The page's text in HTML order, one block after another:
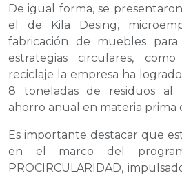
De igual forma, se
el de Kila Desing,
fabricación de muebles
estrategias circulares,
reciclaje la empresa ha
8 toneladas de residuos al
ahorro anual en materia prima
Es importante destacar que
en el marco del
PROCIRCULARIDAD,